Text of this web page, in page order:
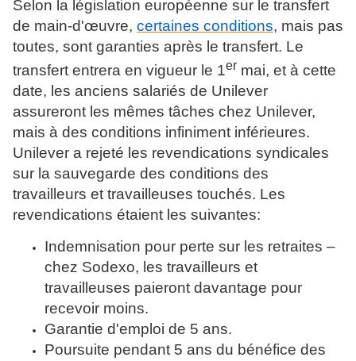
Selon la législation européenne sur le transfert
de main-d'œuvre, certaines conditions, mais pas
toutes, sont garanties après le transfert. Le
transfert entrera en vigueur le 1er mai, et à cette
date, les anciens salariés de Unilever
assureront les mêmes tâches chez Unilever,
mais à des conditions infiniment inférieures.
Unilever a rejeté les revendications syndicales
sur la sauvegarde des conditions des
travailleurs et travailleuses touchés. Les
revendications étaient les suivantes:
Indemnisation pour perte sur les retraites –
chez Sodexo, les travailleurs et
travailleuses paieront davantage pour
recevoir moins.
Garantie d'emploi de 5 ans.
Poursuite pendant 5 ans du bénéfice des